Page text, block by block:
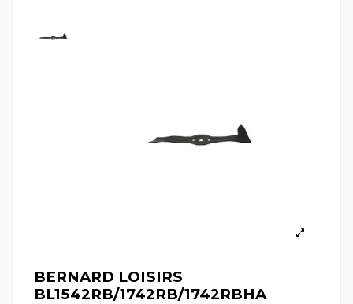
BERNARD LOISIRS
BL1542RB/1742RB/1742RBHA